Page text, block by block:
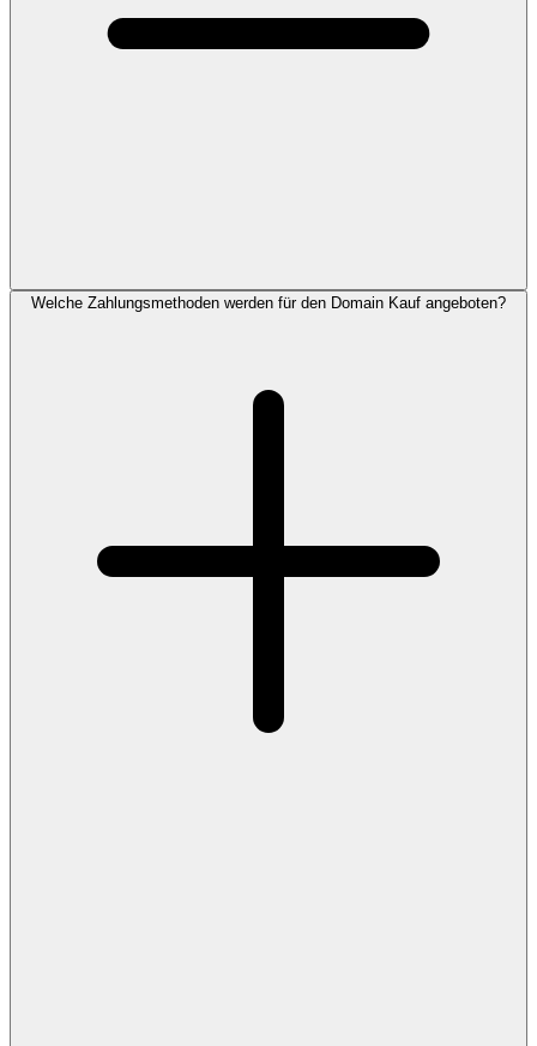
Welche Zahlungsmethoden werden für den Domain Kauf angeboten?